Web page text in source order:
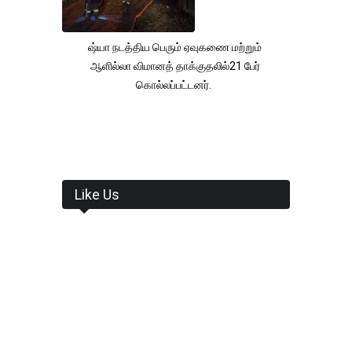
ஷ்யா நடத்திய பெரும் ஏவுகணை மற்றும்
ஆளில்லா விமானத் தாக்குதலில்21 பேர்
கொல்லப்பட்டனர்.
Like Us